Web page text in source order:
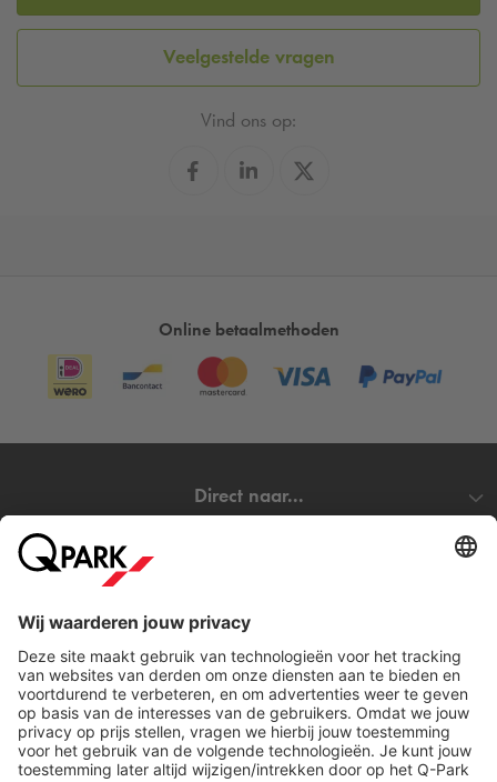
Veelgestelde vragen
Vind ons op:
Online betaalmethoden
Direct naar...